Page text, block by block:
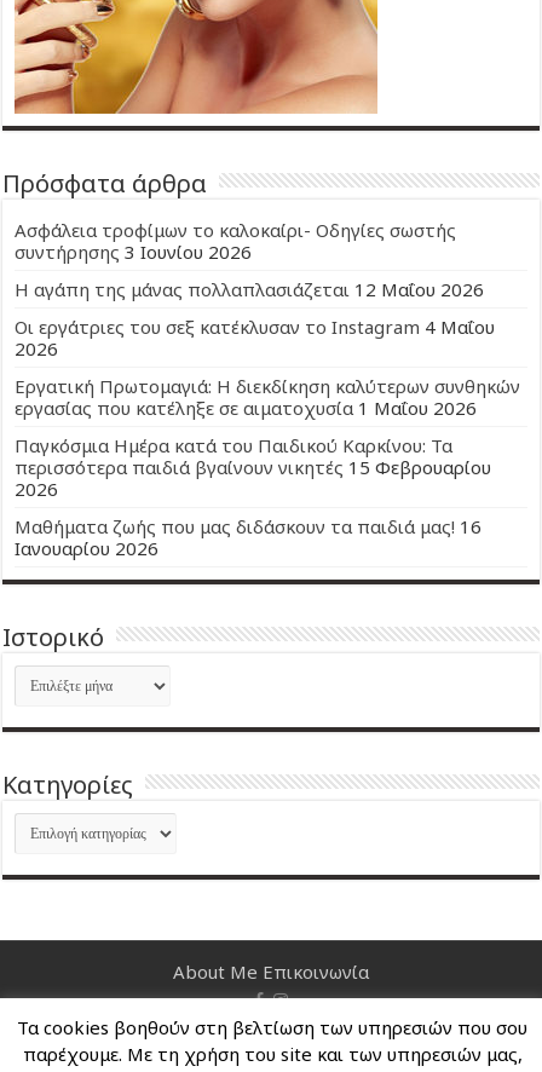
Πρόσφατα άρθρα
Ασφάλεια τροφίμων το καλοκαίρι- Οδηγίες σωστής
συντήρησης 3 Ιουνίου 2026
Η αγάπη της μάνας πολλαπλασιάζεται 12 Μαΐου 2026
Οι εργάτριες του σεξ κατέκλυσαν το Instagram 4 Μαΐου
2026
Εργατική Πρωτομαγιά: Η διεκδίκηση καλύτερων συνθηκών
εργασίας που κατέληξε σε αιματοχυσία 1 Μαΐου 2026
Παγκόσμια Ημέρα κατά του Παιδικού Καρκίνου: Τα
περισσότερα παιδιά βγαίνουν νικητές 15 Φεβρουαρίου
2026
Μαθήματα ζωής που μας διδάσκουν τα παιδιά μας! 16
Ιανουαρίου 2026
Ιστορικό
Ιστορικό
Kατηγορίες
Kατηγορίες
About Me Επικοινωνία
Nancy's Blog © Copyright 2026, All Rights Reserved
Τα cookies βοηθούν στη βελτίωση των υπηρεσιών που σου
παρέχουμε. Με τη χρήση του site και των υπηρεσιών μας,